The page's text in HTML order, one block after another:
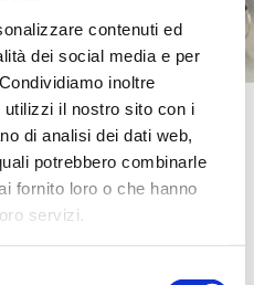
contenuti ed
dei social media e per
inoltre
il nostro sito con i
di analisi dei dati web,
potrebbero combinarle
fornito loro o che hanno
servizi.
in cartoncino cercando di